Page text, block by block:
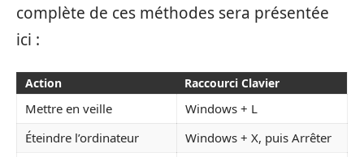
complète de ces méthodes sera présentée
ici :
Action Raccourci Clavier
Mettre en veille
Windows + L
Éteindre l’ordinateur
Windows + X, puis Arrêter